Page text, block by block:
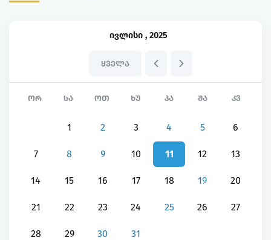
ივლისი , 2025
ᲧᲕᲔᲚᲐ
ᲝᲠ ᲡᲐ ᲝᲗ ᲮᲣ ᲞᲐ ᲨᲐ ᲙᲕ
1 2 3 4 5 6
7 8 9 10 11 12 13
14 15 16 17 18 19 20
21 22 23 24 25 26 27
28 29 30 31